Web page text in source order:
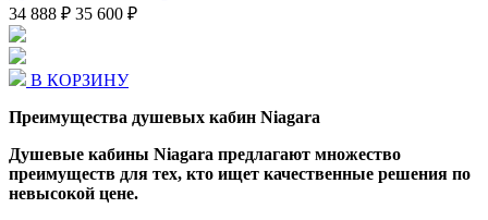
34 888 ₽ 35 600 ₽
В КОРЗИНУ
Преимущества душевых кабин Niagara
Душевые кабины Niagara предлагают множество
преимуществ для тех, кто ищет качественные решения по
невысокой цене.